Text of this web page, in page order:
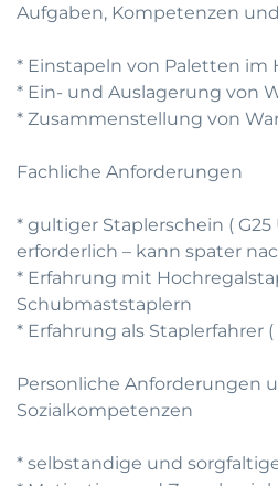
Aufgaben, Kompetenzen
* Einstapeln von Paletten im
* Ein- und Auslagerung von
* Zusammenstellung von
Fachliche Anforderungen
* gultiger Staplerschein (
erforderlich – kann spater
* Erfahrung mit
Schubmaststaplern
* Erfahrung als Staplerfahrer
Personliche Anforderungen
Sozialkompetenzen
* selbstandige und